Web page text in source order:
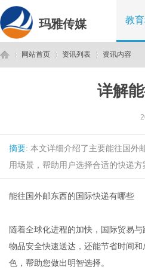
玛雅传媒 教
网站首页 资讯列表 资讯内容
详解
摘要: 本文详细介绍了主要能往国外
用场景，帮助用户选择合适的快递方
能往国外邮东西的国际快递有哪些
随着全球化进程的加快，国际贸易
物品安全快速送达，还能节省时间
色，帮助您做出明智选择。